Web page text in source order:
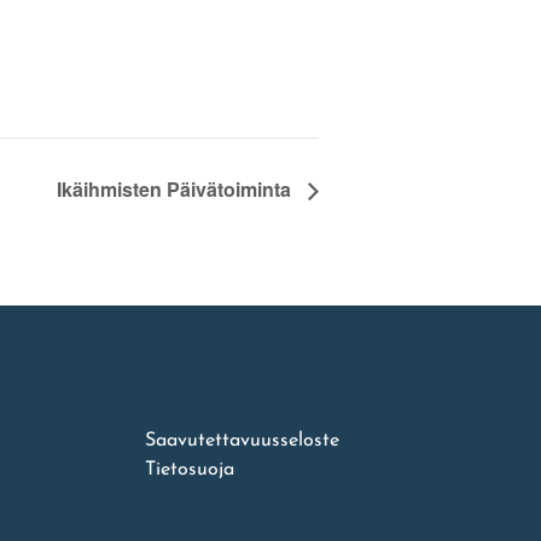
Ikäihmisten Päivätoiminta
Saavutettavuusseloste
Tietosuoja